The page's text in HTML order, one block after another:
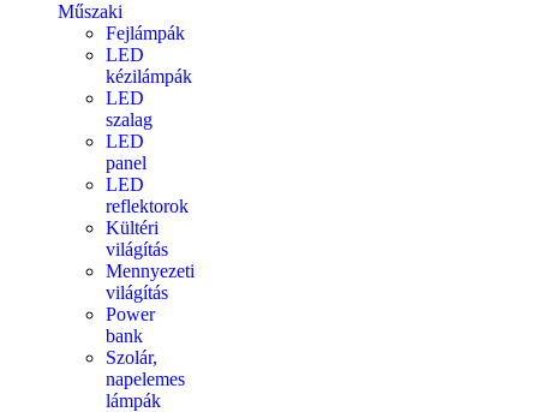
Műszaki
Fejlámpák
LED
kézilámpák
LED
szalag
LED
panel
LED
reflektorok
Kültéri
világítás
Mennyezeti
világítás
Power
bank
Szolár,
napelemes
lámpák